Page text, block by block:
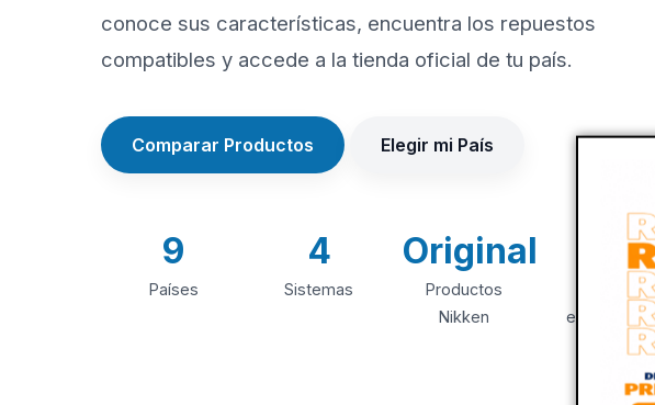
conoce sus características, encuentra los repuestos
compatibles y accede a la tienda oficial de tu país.
Comparar Productos Elegir mi País
9
Países
4
Sistemas
Original
Productos
Nikken
+20
Años de
experiencia